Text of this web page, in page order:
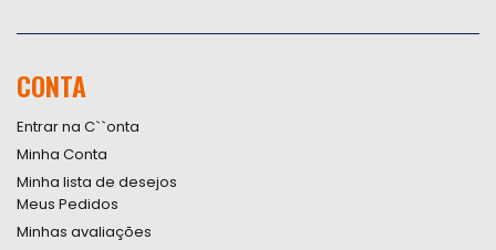
Newsletter:
CONTA
Entrar na C``onta
Minha Conta
Minha lista de desejos
Meus Pedidos
Minhas avaliações